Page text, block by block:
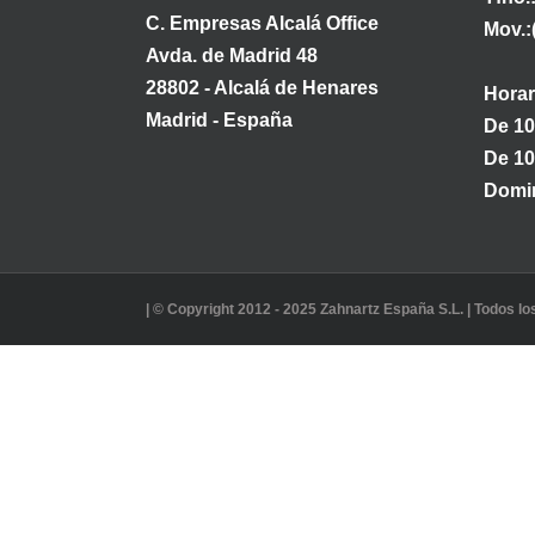
C. Empresas Alcalá Office
Avda. de Madrid 48
28802 - Alcalá de Henares
Madrid - España
De
De
| © Copyright 2012 - 2025 Zahnartz España S.L. | Todos